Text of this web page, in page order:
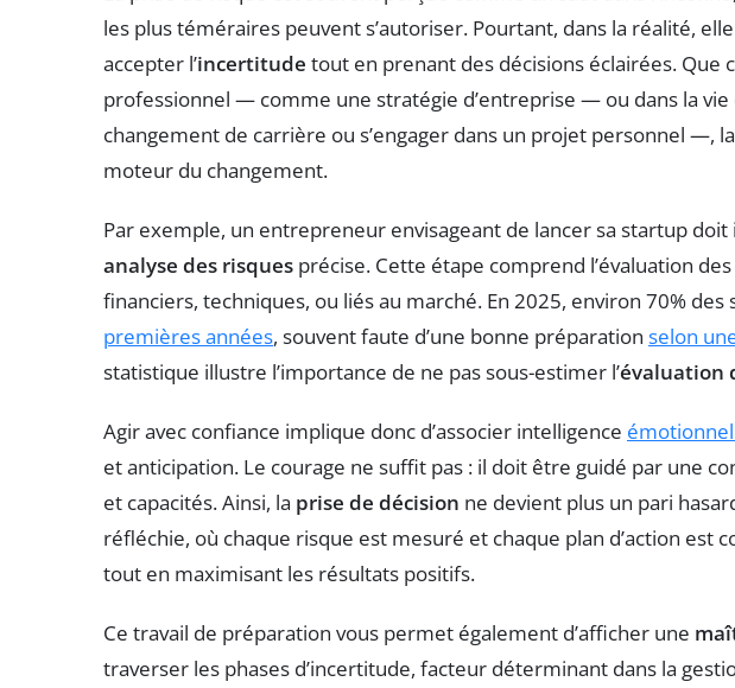
les plus téméraires peuvent s’autoriser. Pourtant, dans la réalité,
accepter l’incertitude tout en prenant des décisions éclairées. Que
professionnel — comme une stratégie d’entreprise — ou dans la
changement de carrière ou s’engager dans un projet personnel —, la
moteur du changement.
Par exemple, un entrepreneur envisageant de lancer sa startup
analyse des risques précise. Cette étape comprend l’évaluation
financiers, techniques, ou liés au marché. En 2025, environ 70%
premières années, souvent faute d’une bonne préparation selon
statistique illustre l’importance de ne pas sous-estimer l’évaluation
Agir avec confiance implique donc d’associer intelligence
et anticipation. Le courage ne suffit pas : il doit être guidé par une
et capacités. Ainsi, la prise de décision ne devient plus un pari
réfléchie, où chaque risque est mesuré et chaque plan d’action est
tout en maximisant les résultats positifs.
Ce travail de préparation vous permet également d’afficher une
traverser les phases d’incertitude, facteur déterminant dans la